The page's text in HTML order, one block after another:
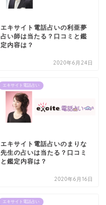
エキサイト電話占いの利亜夢
占い師は当たる？口コミと鑑
定内容は？
2020年6月24日
エキサイト電話占い
エキサイト電話占いのまりな
先生の占いは当たる？口コミ
と鑑定内容は？
2020年6月16日
エキサイト電話占い